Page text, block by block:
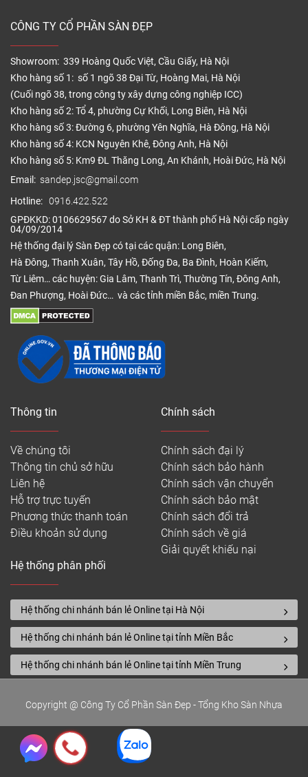
CÔNG TY CỔ PHẦN SÀN ĐẸP
Showroom: 339 Hoàng Quốc Việt, Cầu Giấy, Hà Nội
Kho hàng số 1: số 1 ngõ 38 Đại Từ, Hoàng Mai, Hà Nội
(Cuối ngõ 38, trong công ty xây dựng công nghiệp ICC)
Kho hàng số 2: Tổ 4, phường Cự Khối, Long Biên, Hà Nội
Kho hàng số 3: Đường 6, phường Yên Nghĩa, Hà Đông, Hà Nội
Kho hàng số 4: KCN Nguyên Khê, Đông Anh, Hà Nội
Kho hàng số 5: Km9 ĐL Thăng Long, An Khánh, Hoài Đức, Hà Nội
Email: sandep.jsc@gmail.com
Hotline: 0916.422.522
GPĐKKD: 0106629567 do Sở KH & ĐT thành phố Hà Nội cấp ngày
04/09/2014
Hệ thống đại lý Sàn Đẹp có tại các quận: Long Biên,
Hà Đông, Thanh Xuân, Tây Hồ, Đống Đa, Ba Đình, Hoàn Kiếm,
Từ Liêm… các huyện: Gia Lâm, Thanh Trì, Thường Tín, Đông Anh,
Đan Phượng, Hoài Đức… và các tỉnh miền Bắc, miền Trung.
Thông tin
Về chúng tôi
Thông tin chủ sở hữu
Liên hệ
Hỗ trợ trực tuyến
Phương thức thanh toán
Điều khoản sử dụng
Chính sách
Chính sách đại lý
Chính sách bảo hành
Chính sách vận chuyển
Chính sách bảo mật
Chính sách đổi trả
Chính sách về giá
Giải quyết khiếu nại
Hệ thống phân phối
Hệ thống chi nhánh bán lẻ Online tại Hà Nội
Hệ thống chi nhánh bán lẻ Online tại tỉnh Miền Bắc
Hệ thống chi nhánh bán lẻ Online tại tỉnh Miền Trung
Copyright @ Công Ty Cổ Phần Sàn Đẹp - Tổng Kho Sàn Nhựa